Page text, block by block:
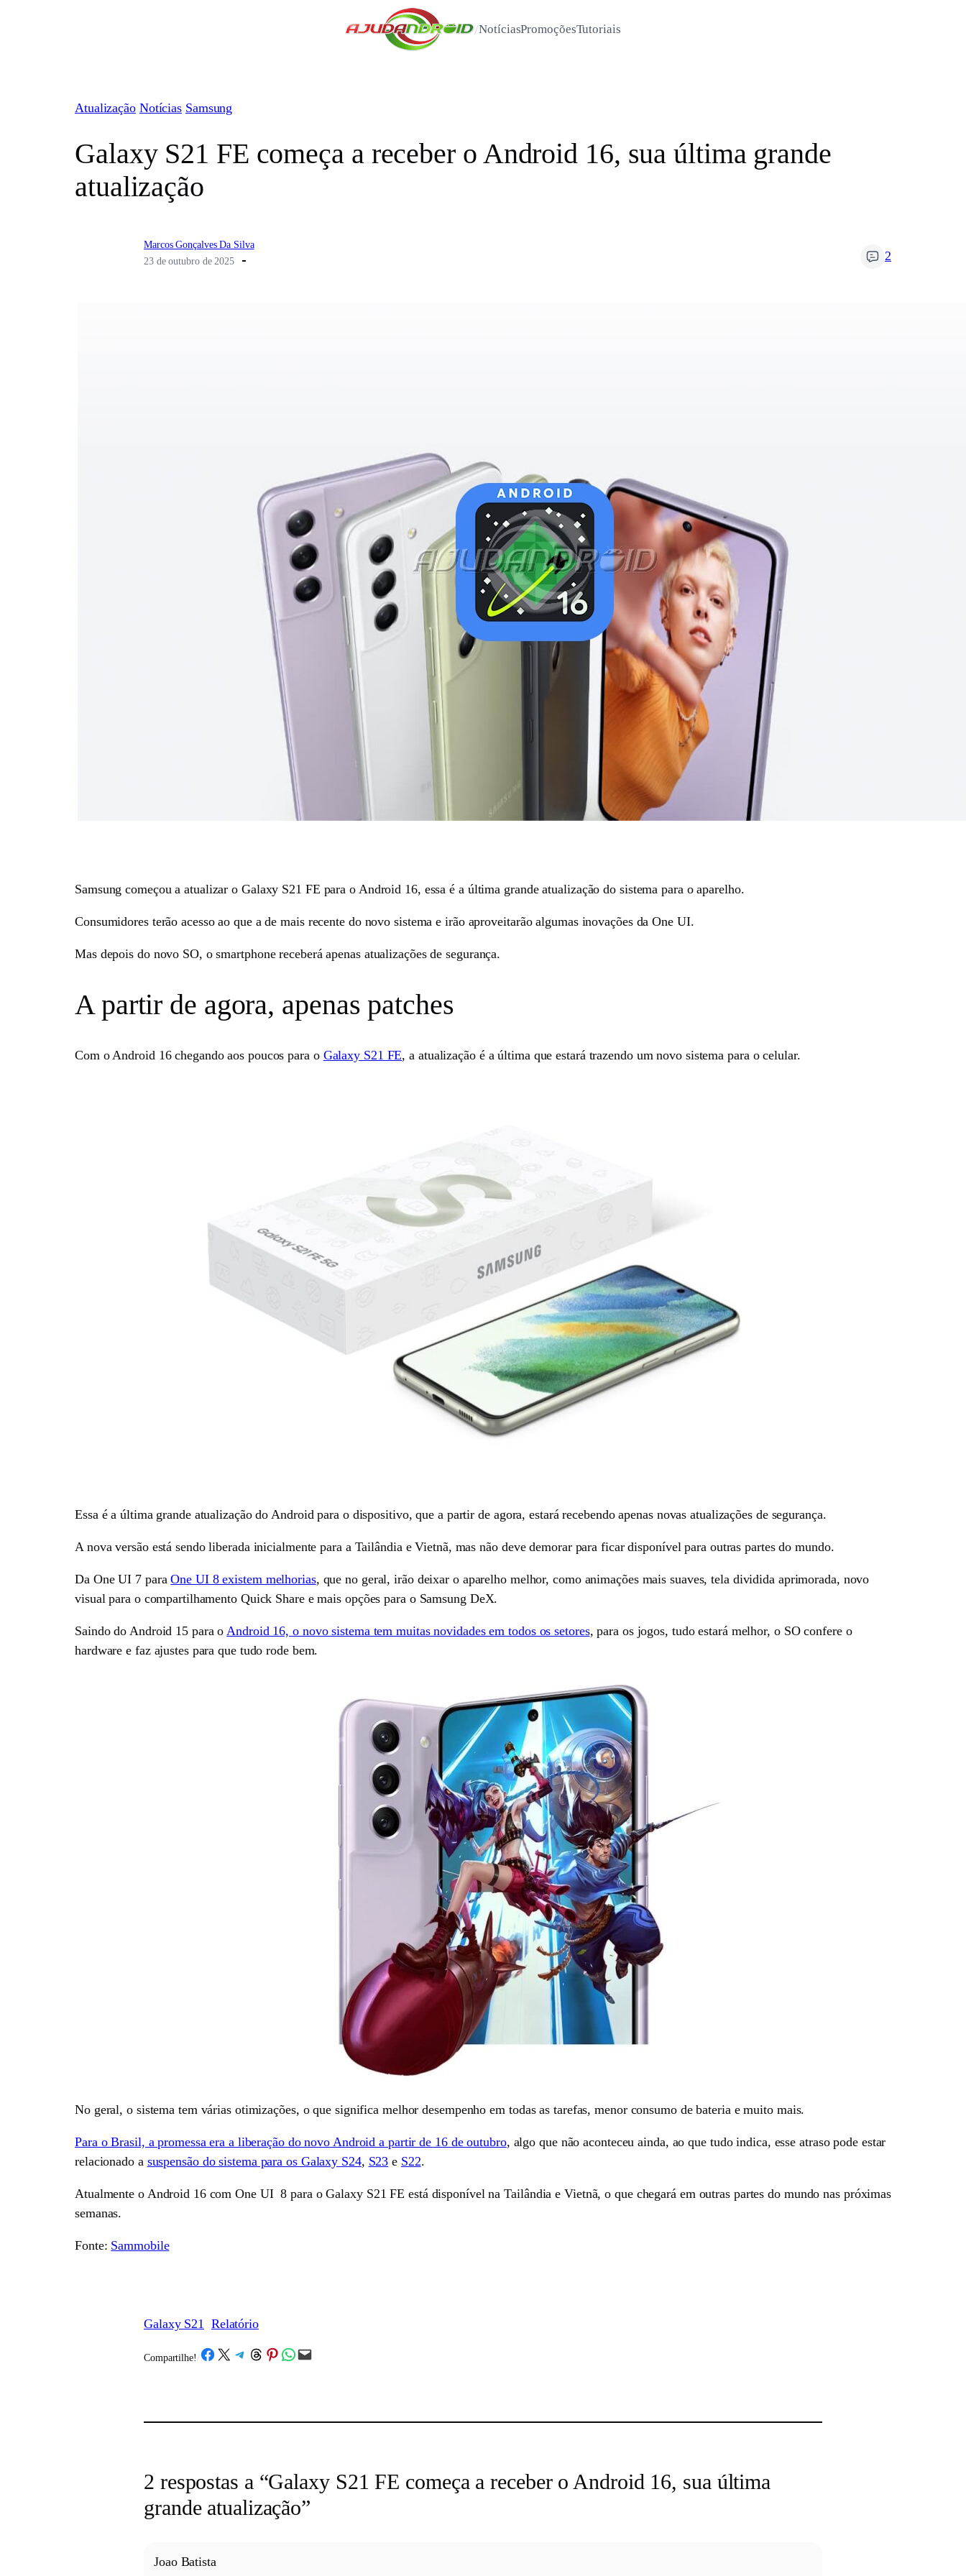
/NotíciasPromoçõesTutoriais
Atualização Notícias Samsung
Galaxy S21 FE começa a receber o Android 16, sua última grande
atualização
Marcos Gonçalves Da Silva
23 de outubro de 2025
2
Samsung começou a atualizar o Galaxy S21 FE para o Android 16, essa é a última grande atualização do sistema para o aparelho.
Consumidores terão acesso ao que a de mais recente do novo sistema e irão aproveitarão algumas inovações da One UI.
Mas depois do novo SO, o smartphone receberá apenas atualizações de segurança.
A partir de agora, apenas patches
Com o Android 16 chegando aos poucos para o Galaxy S21 FE, a atualização é a última que estará trazendo um novo sistema para o celular.
Essa é a última grande atualização do Android para o dispositivo, que a partir de agora, estará recebendo apenas novas atualizações de segurança.
A nova versão está sendo liberada inicialmente para a Tailândia e Vietnã, mas não deve demorar para ficar disponível para outras partes do mundo.
Da One UI 7 paraOne UI 8 existem melhorias, que no geral, irão deixar o aparelho melhor, como animações mais suaves, tela dividida aprimorada, novo
visual para o compartilhamento Quick Share e mais opções para o Samsung DeX.
Saindo do Android 15 para o Android 16, o novo sistema tem muitas novidades em todos os setores, para os jogos, tudo estará melhor, o SO confere o
hardware e faz ajustes para que tudo rode bem.
No geral, o sistema tem várias otimizações, o que significa melhor desempenho em todas as tarefas, menor consumo de bateria e muito mais.
Para o Brasil, a promessa era a liberação do novo Android a partir de 16 de outubro, algo que não aconteceu ainda, ao que tudo indica, esse atraso pode estar
relacionado a suspensão do sistema para os Galaxy S24, S23 e S22.
Atualmente o Android 16 com One UI 8 para o Galaxy S21 FE está disponível na Tailândia e Vietnã, o que chegará em outras partes do mundo nas próximas
semanas.
Fonte: Sammobile
Galaxy S21 Relatório
Compartilhe!/Share on Facebook
Share on X Share on Telegram
Share on Threads
Share on Pinterest
Share on WhatsApp
Email this Page
2 respostas a “Galaxy S21 FE começa a receber o Android 16, sua última
grande atualização”
Joao Batista